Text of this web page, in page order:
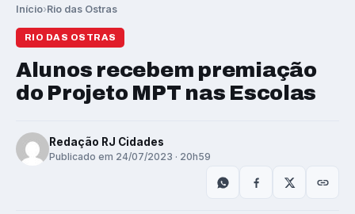
Início›Rio das Ostras
RIO DAS OSTRAS
Alunos recebem premiação
do Projeto MPT nas Escolas
Redação RJ Cidades
Publicado em 24/07/2023 · 20h59